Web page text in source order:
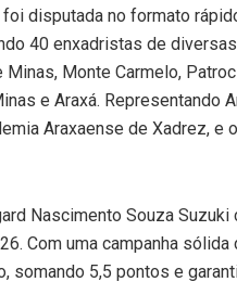
disputada no formato
40 enxadristas de
Monte Carmelo,
e Araxá. Representando
Araxaense de Xadrez, e
Nascimento Souza Suzuki
Com uma campanha
somando 5,5 pontos e